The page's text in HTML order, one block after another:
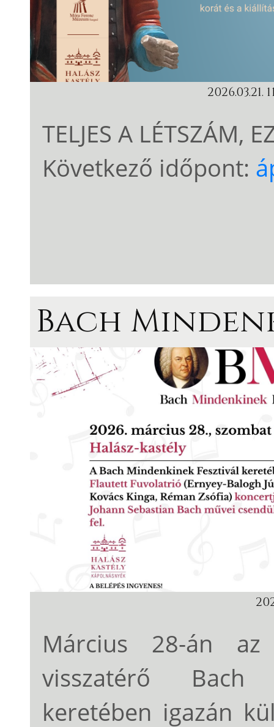
TELJES A LÉTSZÁM,
Következő időpont:
Bach
Március 28-án az
visszatérő Bach
keretében igazán